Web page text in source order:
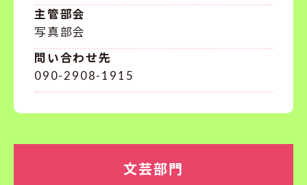
主管部会
写真部会
問い合わせ先
090-2908-1915
文芸部門